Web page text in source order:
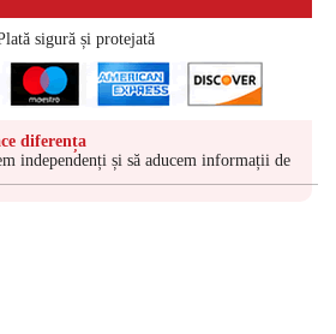
sigură și protejată
diferența
independenți și să aducem informații de